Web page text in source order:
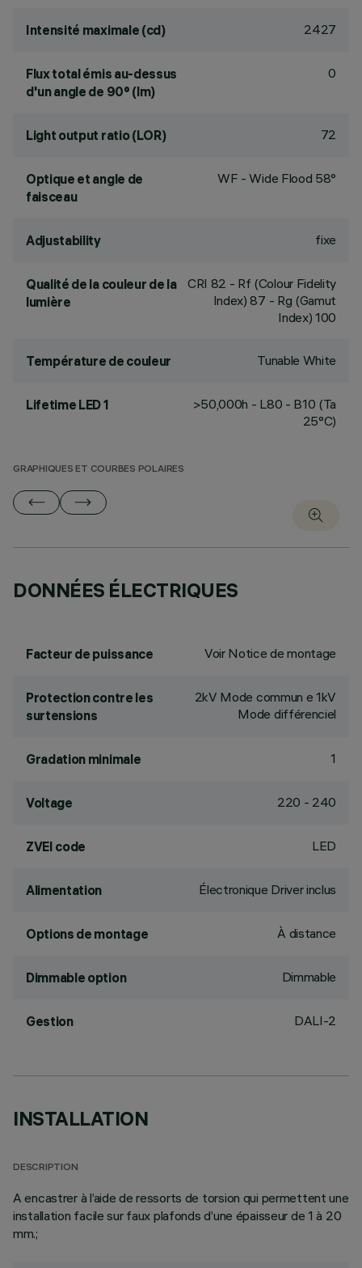
Intensité maximale (cd) 2427
Flux total émis au-dessus
d'un angle de 90° (lm)
0
Light output ratio (LOR) 72
Optique et angle de
faisceau
WF - Wide Flood 58°
Adjustability fixe
Qualité de la couleur de la
lumière
CRI 82 - Rf (Colour Fidelity
Index) 87 - Rg (Gamut
Index) 100
Température de couleur Tunable White
Lifetime LED 1
>50,000h - L80 - B10 (Ta
25°C)
GRAPHIQUES ET COURBES POLAIRES
DONNÉES ÉLECTRIQUES
Facteur de puissance Voir Notice de montage
Protection contre les
surtensions
2kV Mode commun e 1kV
Mode différenciel
Gradation minimale 1
Voltage 220 - 240
ZVEI code LED
Alimentation Électronique Driver inclus
Options de montage À distance
Dimmable option Dimmable
Gestion DALI-2
INSTALLATION
DESCRIPTION
A encastrer à l’aide de ressorts de torsion qui permettent une
installation facile sur faux plafonds d’une épaisseur de 1 à 20
mm.;